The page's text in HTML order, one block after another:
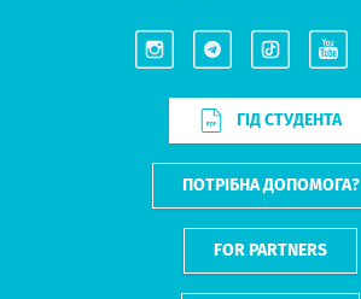
ГІД СТУДЕНТА
ПОТРІБНА ДОПОМОГА?
FOR PARTNERS